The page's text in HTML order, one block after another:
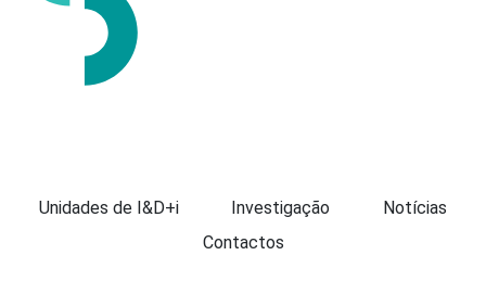
Apresentação
Unidades de I&D+i Investigação
Notícias
Contactos